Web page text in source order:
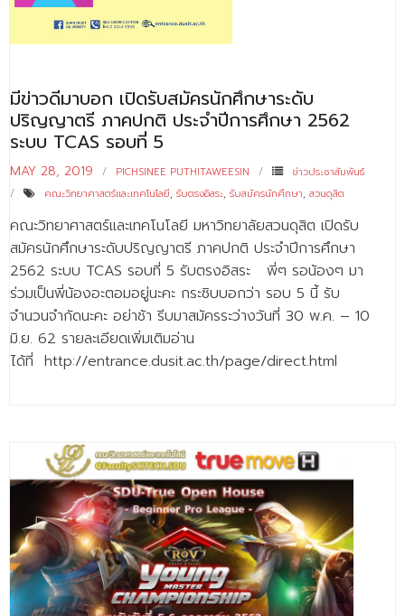
- โครงการบริหารจัดการพื้นที่ 10 ไร่ ด้านหลังโรงสีข้าว
สวนดุสิต จังหวัดปราจีนบุรี
- ผลงาน/รางวัล
- SDU Zero Waste
- งานวิจัย/นวัตกรรม
ติดต่อเรา
มีข่าวดีมาบอก เปิดรับสมัครนักศึกษาระดับ
ปริญญาตรี ภาคปกติ ประจำปีการศึกษา 2562
ระบบ TCAS รอบที่ 5
MAY 28, 2019 PICHSINEE PUTHITAWEESIN
ข่าวประชาสัมพันธ์
คณะวิทยาศาสตร์และเทคโนโลยี, รับตรงอิสระ, รับสมัครนักศึกษา, สวนดุสิต
คณะวิทยาศาสตร์และเทคโนโลยี มหาวิทยาลัยสวนดุสิต เปิดรับ
สมัครนักศึกษาระดับปริญญาตรี ภาคปกติ ประจำปีการศึกษา
2562 ระบบ TCAS รอบที่ 5 รับตรงอิสระ พี่ๆ รอน้องๆ มา
ร่วมเป็นพี่น้องอะตอมอยู่นะคะ กระซิบบอกว่า รอบ 5 นี้ รับ
จำนวนจำกัดนะคะ อย่าช้า รีบมาสมัครระว่างวันที่ 30 พ.ค. – 10
มิ.ย. 62 รายละเอียดเพิ่มเติมอ่าน
ได้ที่ http://entrance.dusit.ac.th/page/direct.html